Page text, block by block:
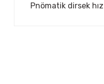
Pnömatik dirsek